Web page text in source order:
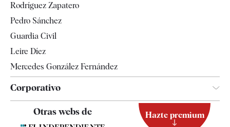
Televisión
Rodríguez Zapatero
Pedro Sánchez
Guardia Civil
Leire Díez
Mercedes González Fernández
Corporativo
Contacto
Otras webs de Hazte premium